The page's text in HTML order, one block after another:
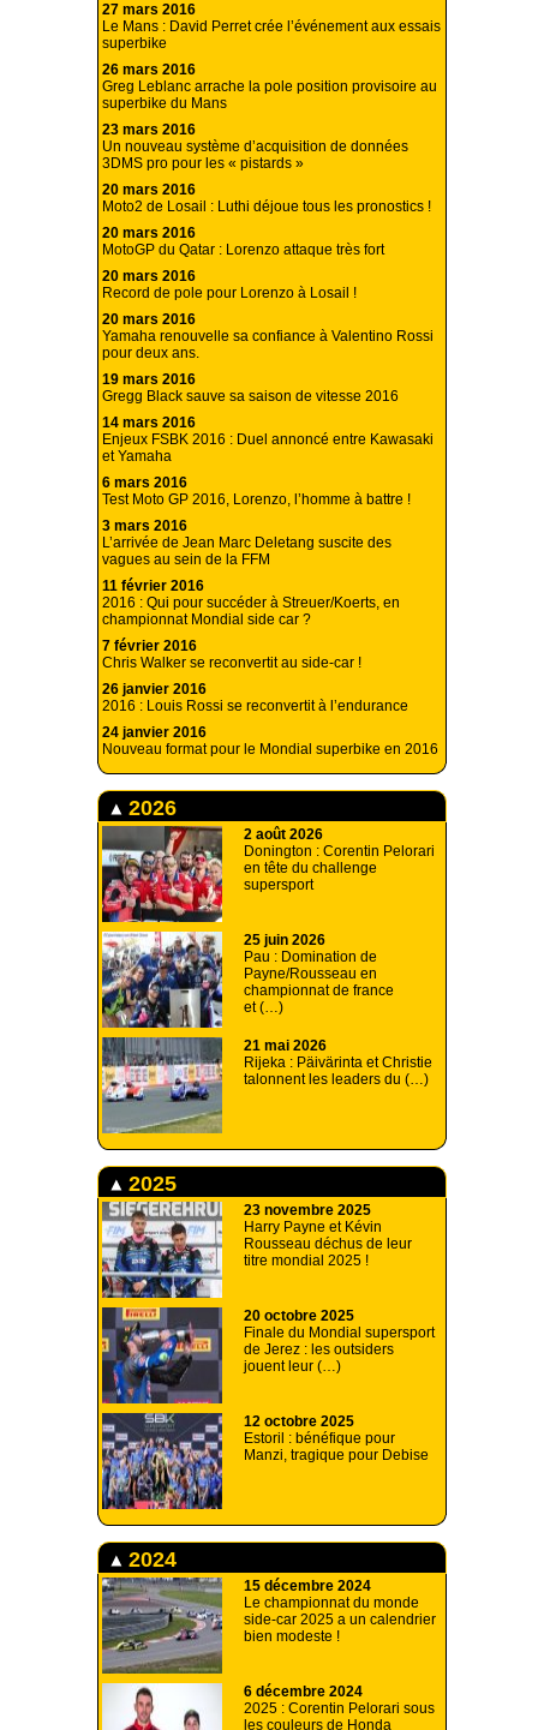
27 mars 2016
Le Mans : David Perret crée l’événement aux essais
superbike
26 mars 2016
Greg Leblanc arrache la pole position provisoire au
superbike du Mans
23 mars 2016
Un nouveau système d’acquisition de données
3DMS pro pour les « pistards »
20 mars 2016
Moto2 de Losail : Luthi déjoue tous les pronostics !
20 mars 2016
MotoGP du Qatar : Lorenzo attaque très fort
20 mars 2016
Record de pole pour Lorenzo à Losail !
20 mars 2016
Yamaha renouvelle sa confiance à Valentino Rossi
pour deux ans.
19 mars 2016
Gregg Black sauve sa saison de vitesse 2016
14 mars 2016
Enjeux FSBK 2016 : Duel annoncé entre Kawasaki
et Yamaha
6 mars 2016
Test Moto GP 2016, Lorenzo, l’homme à battre !
3 mars 2016
L’arrivée de Jean Marc Deletang suscite des
vagues au sein de la FFM
11 février 2016
2016 : Qui pour succéder à Streuer/Koerts, en
championnat Mondial side car ?
7 février 2016
Chris Walker se reconvertit au side-car !
26 janvier 2016
2016 : Louis Rossi se reconvertit à l’endurance
24 janvier 2016
Nouveau format pour le Mondial superbike en 2016
2026
2 août 2026
Donington : Corentin Pelorari
en tête du challenge
supersport
25 juin 2026
Pau : Domination de
Payne/Rousseau en
championnat de france
et (…)
21 mai 2026
Rijeka : Päivärinta et Christie
talonnent les leaders du (…)
2025
23 novembre 2025
Harry Payne et Kévin
Rousseau déchus de leur
titre mondial 2025 !
20 octobre 2025
Finale du Mondial supersport
de Jerez : les outsiders
jouent leur (…)
12 octobre 2025
Estoril : bénéfique pour
Manzi, tragique pour Debise
2024
15 décembre 2024
Le championnat du monde
side-car 2025 a un calendrier
bien modeste !
6 décembre 2024
2025 : Corentin Pelorari sous
les couleurs de Honda